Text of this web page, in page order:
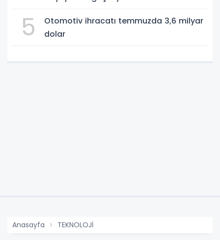
5
Otomotiv ihracatı temmuzda 3,6 milyar
dolar
Anasayfa TEKNOLOJİ